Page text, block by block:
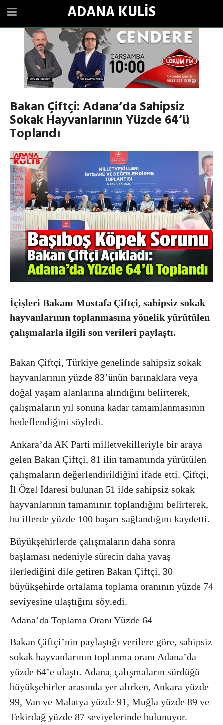
ADANA KULİS
Bakan Çiftçi: Adana’da Sahipsiz
Sokak Hayvanlarının Yüzde 64’ü
Toplandı
İçişleri Bakanı Mustafa Çiftçi, sahipsiz sokak
hayvanlarının toplanmasına yönelik yürütülen
çalışmalarla ilgili son verileri paylaştı.
Bakan Çiftçi, Türkiye genelinde sahipsiz sokak
hayvanlarının yüzde 83’ünün barınaklara veya
doğal yaşam alanlarına alındığını belirterek,
çalışmaların yıl sonuna kadar tamamlanmasının
hedeflendiğini söyledi.
Ankara’da AK Parti milletvekilleriyle bir araya
gelen Bakan Çiftçi, 81 ilin tamamında yürütülen
çalışmaların değerlendirildiğini ifade etti. Çiftçi,
İl Özel İdaresi bulunan 51 ilde sahipsiz sokak
hayvanlarının tamamının toplandığını belirterek,
bu illerde yüzde 100 başarı sağlandığını kaydetti.
Büyükşehirlerde çalışmaların daha sonra
başlaması nedeniyle sürecin daha yavaş
ilerlediğini dile getiren Bakan Çiftçi, 30
büyükşehirde ortalama toplama oranının yüzde 74
seviyesine ulaştığını söyledi.
Adana’da Toplama Oranı Yüzde 64
Bakan Çiftçi’nin paylaştığı verilere göre, sahipsiz
sokak hayvanlarının toplanma oranı Adana’da
yüzde 64’e ulaştı. Adana, çalışmaların sürdüğü
büyükşehirler arasında yer alırken, Ankara yüzde
99, Van ve Malatya yüzde 91, Muğla yüzde 89 ve
Tekirdağ yüzde 87 seviyelerinde bulunuyor.